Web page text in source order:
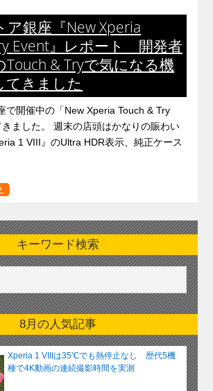
ア銀座『New Xperia
Event』レポート 開発者
Touch & Tryで気になる機
てきました
で開催中の「New Xperia Touch & Try
ました。 週末の店頭はかなりの賑わい
1 VIII』のUltra HDR表示、純正ケース
キーワード検索
8月の人気記事
Xperia 1 VIIIは35℃でも熱停止なし 歴代5機
種で4K動画の連続撮影時間を実測